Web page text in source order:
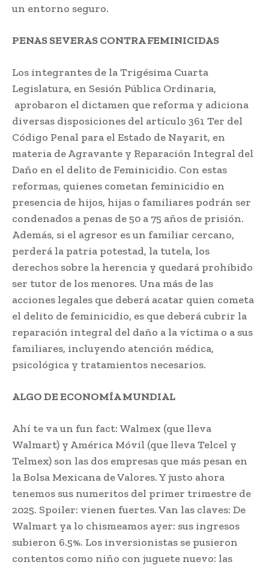
un entorno seguro.
PENAS SEVERAS CONTRA FEMINICIDAS
Los integrantes de la Trigésima Cuarta
Legislatura, en Sesión Pública Ordinaria,
aprobaron el dictamen que reforma y adiciona
diversas disposiciones del artículo 361 Ter del
Código Penal para el Estado de Nayarit, en
materia de Agravante y Reparación Integral del
Daño en el delito de Feminicidio. Con estas
reformas, quienes cometan feminicidio en
presencia de hijos, hijas o familiares podrán ser
condenados a penas de 50 a 75 años de prisión.
Además, si el agresor es un familiar cercano,
perderá la patria potestad, la tutela, los
derechos sobre la herencia y quedará prohibido
ser tutor de los menores. Una más de las
acciones legales que deberá acatar quien cometa
el delito de feminicidio, es que deberá cubrir la
reparación integral del daño a la víctima o a sus
familiares, incluyendo atención médica,
psicológica y tratamientos necesarios.
ALGO DE ECONOMÍA MUNDIAL
Ahí te va un fun fact: Walmex (que lleva
Walmart) y América Móvil (que lleva Telcel y
Telmex) son las dos empresas que más pesan en
la Bolsa Mexicana de Valores. Y justo ahora
tenemos sus numeritos del primer trimestre de
2025. Spoiler: vienen fuertes. Van las claves: De
Walmart ya lo chismeamos ayer: sus ingresos
subieron 6.5%. Los inversionistas se pusieron
contentos como niño con juguete nuevo: las